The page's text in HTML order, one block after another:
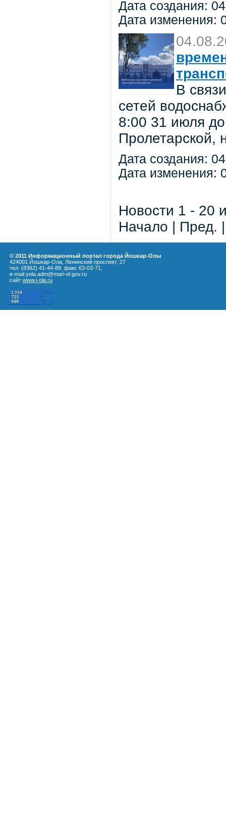
Дата создания:
Дата изменения:
В
сетей
8:00 31 июля
Пролетарской,
Дата создания:
Дата изменения:
Новости 1 - 20
Начало | Пред.
© 2011 Информационный портал города Йошкар-Олы
424001 Йошкар-Ола, Ленинский проспект, 27
тел. (8362) 41-44-89, факс 63-03-71,
e-mail yola.adm@mari-el.gov.ru
сайт www.i-ola.ru